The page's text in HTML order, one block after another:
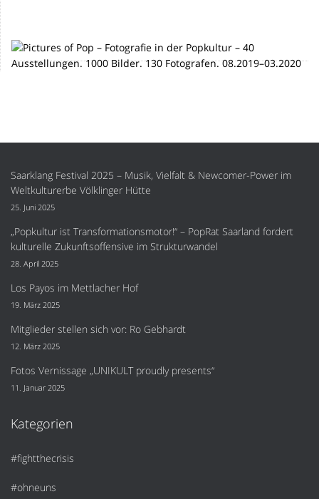
Saarklang Festival 2025 – Musik, Vielfalt & Newcomer-Power im
Weltkulturerbe Völklinger Hütte
25. Juni 2025
„Popkultur ist Transformationsmotor!“ – PopRat Saarland fordert
kulturelle Zukunftsoffensive im Strukturwandel
28. April 2025
Los Payos im Mettlacher Hof
19. März 2025
Mitglieder stellen sich vor: Ro Gebhardt
12. März 2025
Fotos Vernissage „UNIKULT proudly presents“
11. Januar 2025
Kategorien
#fightthecrisis
#ohneuns